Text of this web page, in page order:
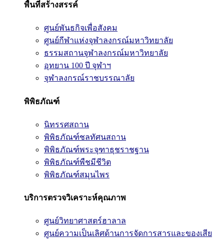
พื้นที่สร้างสรรค์
ศูนย์พันธกิจเพื่อสังคม
ศูนย์กีฬาแห่งจุฬาลงกรณ์มหาวิทยาลัย
ธรรมสถานจุฬาลงกรณ์มหาวิทยาลัย
อุทยาน 100 ปี จุฬาฯ
จุฬาลงกรณ์ราชบรรณาลัย
พิพิธภัณฑ์
นิทรรศสถาน
พิพิธภัณฑ์ชลทัศนสถาน
พิพิธภัณฑ์พระจุฑาธุชราชฐาน
พิพิธภัณฑ์พืชมีชีวิต
พิพิธภัณฑ์สมุนไพร
บริการตรวจวิเคราะห์คุณภาพ
ศูนย์วิทยาศาสตร์ฮาลาล
ศูนย์ความเป็นเลิศด้านการจัดการสารและของเสีย